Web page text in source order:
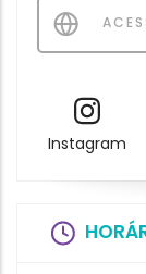
Instagram